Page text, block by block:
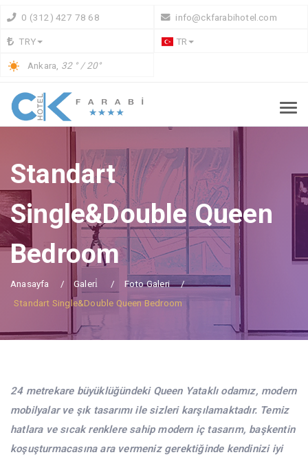
0 (312) 427 78 68 info@ckfarabihotel.com
TRY TR
Ankara, 32 ° / 20°
Standart
Single&Double Queen
Bedroom
Anasayfa Galeri̇
Foto Galeri
Standart Single&Double Queen Bedroom
24 metrekare büyüklüğündeki Queen Yataklı odamız, modern
mobilyalar ve şık tasarımı ile sizleri karşılamaktadır. Temiz
hatlara ve sıcak renklere sahip modern iç tasarım, başkentin
koşuşturmacasına ara vermeniz gerektiğinde kendinizi iyi